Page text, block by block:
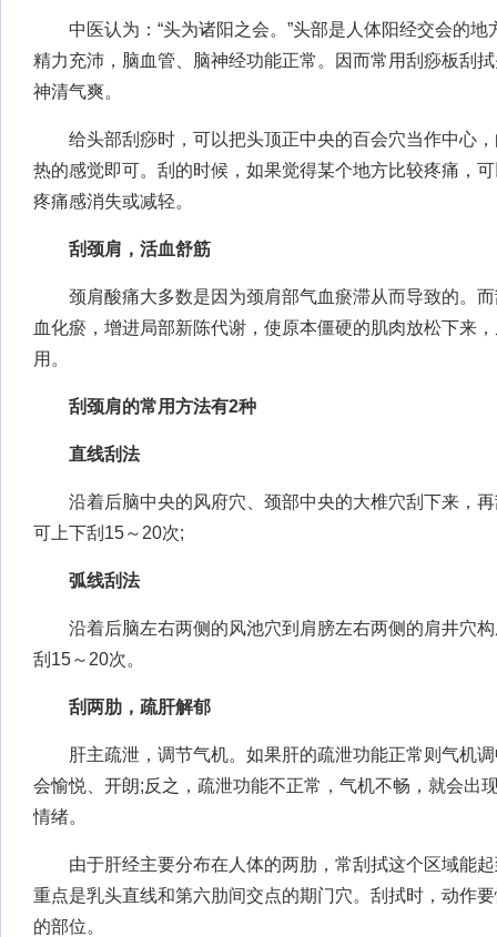
中医认为：“头为诸阳之会。”头部是人体阳经交会的地
精力充沛，脑血管、脑神经功能正常。因而常用刮痧板刮
神清气爽。
给头部刮痧时，可以把头顶正中央的百会穴当作中心，
热的感觉即可。刮的时候，如果觉得某个地方比较疼痛，
疼痛感消失或减轻。
刮颈肩，活血舒筋
颈肩酸痛大多数是因为颈肩部气血瘀滞从而导致的。而
血化瘀，增进局部新陈代谢，使原本僵硬的肌肉放松下来
用。
刮颈肩的常用方法有2种
直线刮法
沿着后脑中央的风府穴、颈部中央的大椎穴刮下来，再
可上下刮15～20次;
弧线刮法
沿着后脑左右两侧的风池穴到肩膀左右两侧的肩井穴构
刮15～20次。
刮两肋，疏肝解郁
肝主疏泄，调节气机。如果肝的疏泄功能正常则气机调
会愉悦、开朗;反之，疏泄功能不正常，气机不畅，就会出
情绪。
由于肝经主要分布在人体的两肋，常刮拭这个区域能起
重点是乳头直线和第六肋间交点的期门穴。刮拭时，动作
的部位。